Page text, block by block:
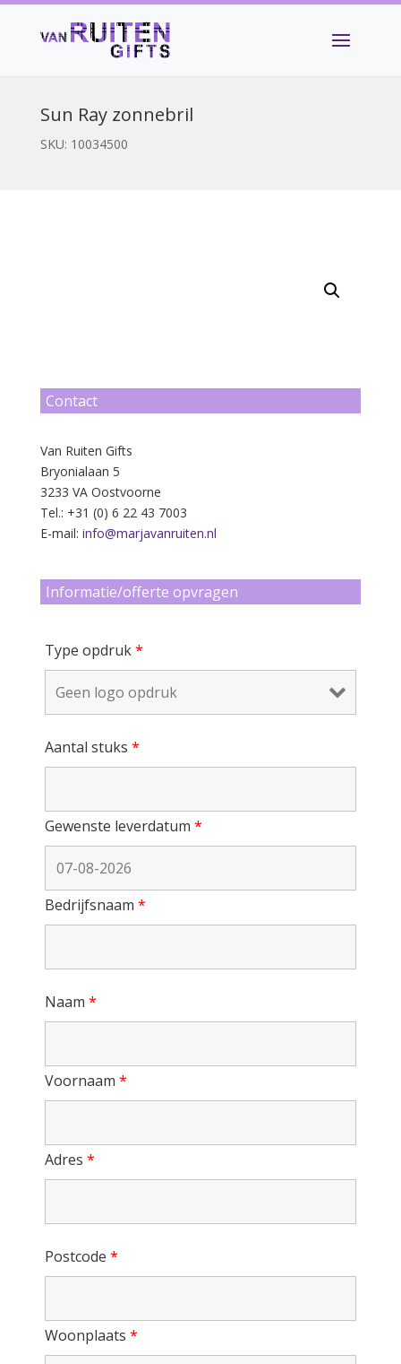
Sun Ray zonnebril
SKU: 10034500
Contact
Van Ruiten Gifts
Bryonialaan 5
3233 VA Oostvoorne
Tel.: +31 (0) 6 22 43 7003
E-mail: info@marjavanruiten.nl
Informatie/offerte opvragen
Type opdruk*
Aantal stuks *
Gewenste leverdatum *
Bedrijfsnaam *
Naam *
Voornaam *
Adres *
Postcode *
Woonplaats *